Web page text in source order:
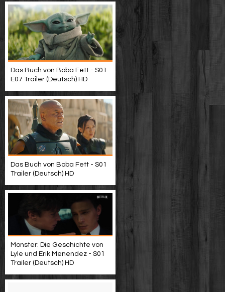
Das Buch von Boba Fett - S01
E07 Trailer (Deutsch) HD
Das Buch von Boba Fett - S01
Trailer (Deutsch) HD
Monster: Die Geschichte von
Lyle und Erik Menendez - S01
Trailer (Deutsch) HD